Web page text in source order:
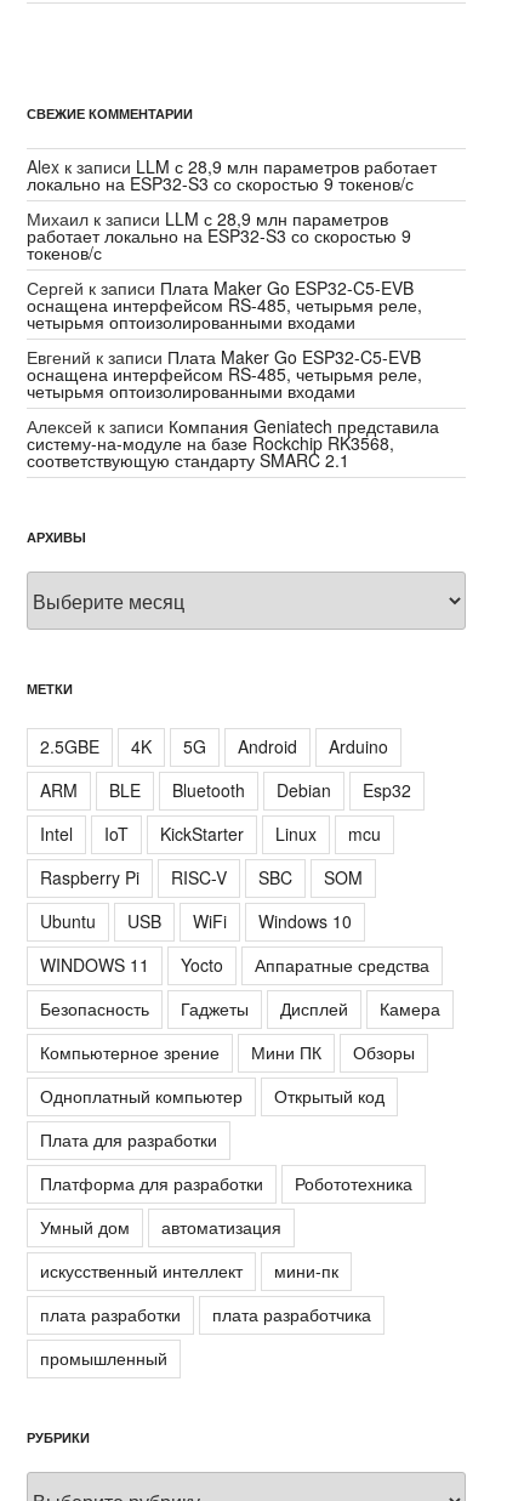
СВЕЖИЕ КОММЕНТАРИИ
Alex к записи LLM с 28,9 млн параметров работает
локально на ESP32-S3 со скоростью 9 токенов/с
Михаил к записи LLM с 28,9 млн параметров
работает локально на ESP32-S3 со скоростью 9
токенов/с
Сергей к записи Плата Maker Go ESP32-C5-EVB
оснащена интерфейсом RS-485, четырьмя реле,
четырьмя оптоизолированными входами
Евгений к записи Плата Maker Go ESP32-C5-EVB
оснащена интерфейсом RS-485, четырьмя реле,
четырьмя оптоизолированными входами
Алексей к записи Компания Geniatech представила
систему-на-модуле на базе Rockchip RK3568,
соответствующую стандарту SMARC 2.1
АРХИВЫ
Архивы
МЕТКИ
2.5GBE 4K 5G Android
Arduino
ARM
BLE Bluetooth Debian
Esp32
Intel
IoT KickStarter Linux
mcu
Raspberry Pi
RISC-V SBC
SOM
Ubuntu
USB WiFi
Windows 10
WINDOWS 11
Yocto
Аппаратные средства
Безопасность
Гаджеты Дисплей
Камера
Компьютерное зрение
Мини ПК
Обзоры
Одноплатный компьютер
Открытый код
Плата для разработки
Платформа для разработки
Робототехника
Умный дом
автоматизация
искусственный интеллект
мини-пк
плата разработки
плата разработчика
промышленный
РУБРИКИ
Рубрики